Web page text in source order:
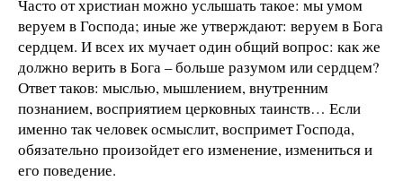
Часто от христиан можно услышать такое: мы умом
веруем в Господа; иные же утверждают: веруем в Бога
сердцем. И всех их мучает один общий вопрос: как же
должно верить в Бога – больше разумом или сердцем?
Ответ таков: мыслью, мышлением, внутренним
познанием, восприятием церковных таинств… Если
именно так человек осмыслит, воспримет Господа,
обязательно произойдет его изменение, измениться и
его поведение.